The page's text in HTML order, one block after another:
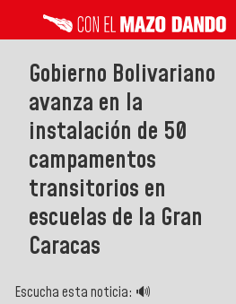
Gobierno Bolivariano
avanza en la
instalación de 50
campamentos
transitorios en
escuelas de la Gran
Caracas
Escucha esta noticia: 🔊